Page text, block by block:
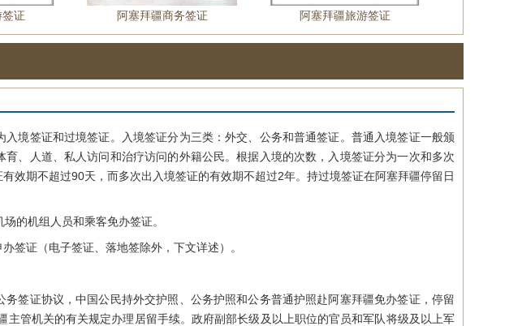
签证 阿塞拜疆商务签证 阿塞拜疆旅游签证
签证和过境签证。入境签证分为三类：外交、公务和普通签证。普通入境签证一般颁
、人道、私人访问和治疗访问的外籍公民。根据入境的次数，入境签证分为一次和多次
效期不超过90天，而多次出入境签证的有效期不超过2年。持过境签证在阿塞拜疆停留日
的机组人员和乘客免办签证。
证（电子签证、落地签除外，下文详述）。
证协议，中国公民持外交护照、公务护照和公务普通护照赴阿塞拜疆免办签证，停留
管机关的有关规定办理居留手续。政府副部长级及以上职位的官员和军队将级及以上军